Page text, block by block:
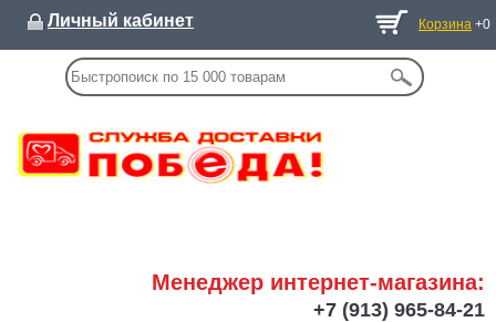
Личный кабинет Корзина +0
Менеджер интернет-магазина:
+7 (913) 965-84-21